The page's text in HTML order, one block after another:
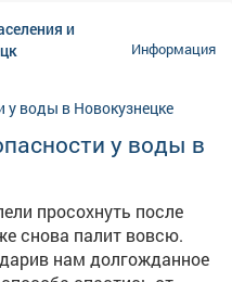
участие
Также две
минздраву Кузбасса,
ситуациям, главам
министерству
организовать обучение
и
Информация
у воды в
просохнуть после
снова палит вовсю.
нам долгожданное